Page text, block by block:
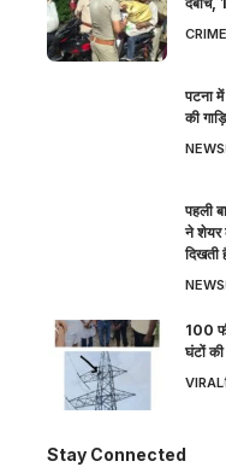
CRIME
पटना
की
NEWS
पहली
ने शेयर
दिखती
NEWS
100
घंटों
VIRAL
Stay Connected